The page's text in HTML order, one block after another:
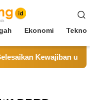
Ekonomi
Kewajiban untuk